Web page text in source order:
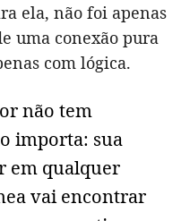
ela, não foi apenas
uma conexão pura
com lógica.
não tem
importa: sua
em qualquer
vai encontrar